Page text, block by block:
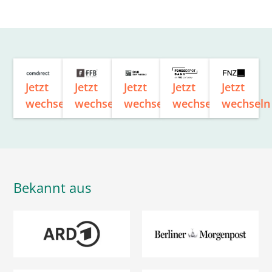
Jetzt
wechseln
Jetzt
wechseln
Jetzt
wechseln
Jetzt
wechseln
Jetzt
wechseln
Bekannt aus